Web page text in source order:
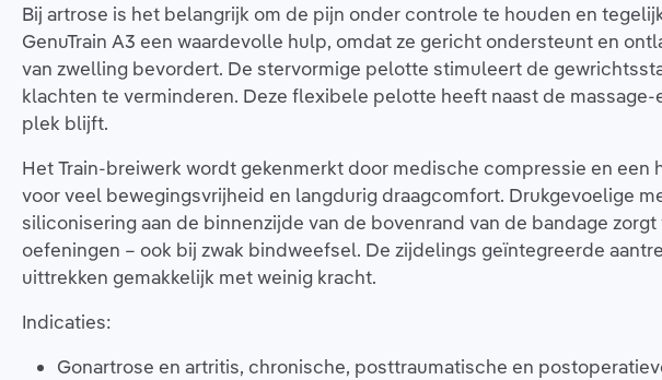
Bij artrose is het belangrijk om de pijn onder controle te houden en
GenuTrain A3 een waardevolle hulp, omdat ze gericht ondersteunt en
van zwelling bevordert. De stervormige pelotte stimuleert de
klachten te verminderen. Deze flexibele pelotte heeft naast de
plek blijft.
Het Train-breiwerk wordt gekenmerkt door medische compressie en
voor veel bewegingsvrijheid en langdurig draagcomfort. Drukgevoelige
siliconisering aan de binnenzijde van de bovenrand van de bandage
oefeningen – ook bij zwak bindweefsel. De zijdelings geïntegreerde
uittrekken gemakkelijk met weinig kracht.
Indicaties:
Gonartrose en artritis, chronische, posttraumatische en